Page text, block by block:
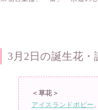
3月2日の誕生花・
＜草花＞
アイスランドポピー 、